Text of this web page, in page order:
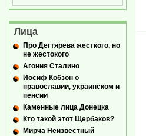
Лица
Про Дегтярева жесткого, но
не жестокого
Агония Сталино
Иосиф Кобзон о
православии, украинском и
пенсии
Каменные лица Донецка
Кто такой этот Щербаков?
Мирча Неизвестный